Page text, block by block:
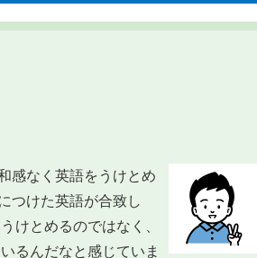
感なく英語をうけとめ
つけた英語が合致し
けとめるのではなく、
るんだなと感じていま